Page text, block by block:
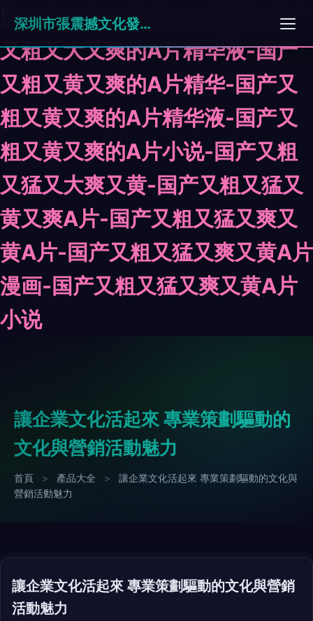
国产又粗又大又黄AA片爱豆-国产
又粗又大又爽的A片精华液-国产
又粗又黄又爽的A片精华-国产又
粗又黄又爽的A片精华液-国产又
粗又黄又爽的A片小说-国产又粗
又猛又大爽又黄-国产又粗又猛又
黄又爽A片-国产又粗又猛又爽又
黄A片-国产又粗又猛又爽又黄A片
漫画-国产又粗又猛又爽又黄A片
小说
深圳市張震撼文化發展有限公司
讓企業文化活起來 專業策劃驅動的
文化與營銷活動魅力
首頁 > 產品大全 >
讓企業文化活起來 專業策劃驅動的文化與
營銷活動魅力
讓企業文化活起來 專業策劃驅動的文化與營銷
活動魅力